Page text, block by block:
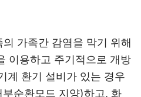
가족간 감염을 막기 위해
이용하고 주기적으로 개방
계 환기 설비가 있는 경우
순환모드 지양)하고, 화